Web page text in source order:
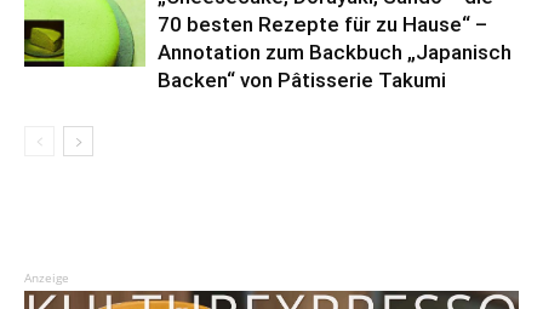
70 besten Rezepte für zu Hause“ –
Annotation zum Backbuch „Japanisch
Backen“ von Pâtisserie Takumi
Anzeige